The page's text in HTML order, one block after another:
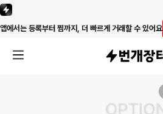
앱에서는 등록부터 찜까지, 더 빠르게 거래할 수 있어요